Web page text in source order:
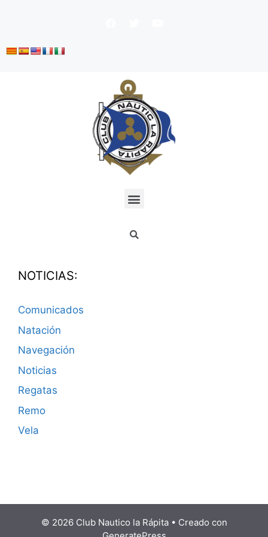
NOTICIAS:
Comunicados
Natación
Navegación
Noticias
Regatas
Remo
Vela
© 2026 Club Nautico la Rápita• Creado con